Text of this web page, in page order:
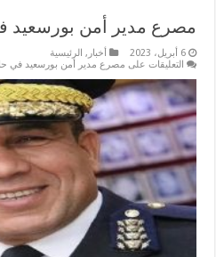
مصرع مدير أمن بورسعيد
6 أبريل، 2023 أخبار , الرئيسية
التعليقات على مصرع مدير أمن بورسعيد في